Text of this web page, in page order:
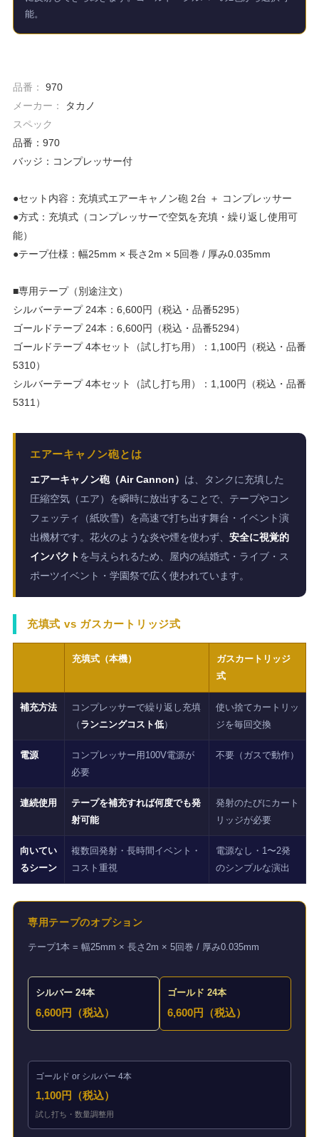
能。
品番：
970
メーカー：
タカノ
スペック
品番：970
バッジ：コンプレッサー付
●セット内容：充填式エアーキャノン砲 2台 ＋ コンプレッサー
●方式：充填式（コンプレッサーで空気を充填・繰り返し使用可
能）
●テープ仕様：幅25mm × 長さ2m × 5回巻 / 厚み0.035mm
■専用テープ（別途注文）
シルバーテープ 24本：6,600円（税込・品番5295）
ゴールドテープ 24本：6,600円（税込・品番5294）
ゴールドテープ 4本セット（試し打ち用）：1,100円（税込・品番
5310）
シルバーテープ 4本セット（試し打ち用）：1,100円（税込・品番
5311）
エアーキャノン砲とは
エアーキャノン砲（Air Cannon） は、タンクに充填した
圧縮空気（エア）を瞬時に放出することで、テープやコン
フェッティ（紙吹雪）を高速で打ち出す舞台・イベント演
出機材です。花火のような炎や煙を使わず、 安全に視覚的
インパクトを与えられるため、屋内の結婚式・ライブ・ス
ポーツイベント・学園祭で広く使われています。
充填式 vs ガスカートリッジ式
充填式（本機）
ガスカートリッジ
式
補充方法
コンプレッサーで繰り返し充填
（ ランニングコスト低）
使い捨てカートリッ
ジを毎回交換
電源
コンプレッサー用100V電源が
必要
不要（ガスで動作）
連続使用
テープを補充すれば何度でも発
射可能
発射のたびにカート
リッジが必要
向いてい
るシーン
複数回発射・長時間イベント・
コスト重視
電源なし・1〜2発
のシンプルな演出
専用テープのオプション
テープ1本 = 幅25mm × 長さ2m × 5回巻 / 厚み0.035mm
シルバー 24本
6,600円（税込）
ゴールド 24本
6,600円（税込）
ゴールド or シルバー 4本
1,100円（税込）
試し打ち・数量調整用